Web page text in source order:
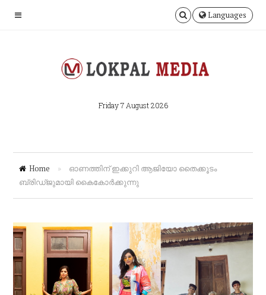
Languages
Friday 7 August 2026
Home »
ഓണത്തിന് ഇക്കുറി ആജിയോ തൈക്കൂടം
ബ്രിഡ്ജുമായി കൈകോർക്കുന്നു